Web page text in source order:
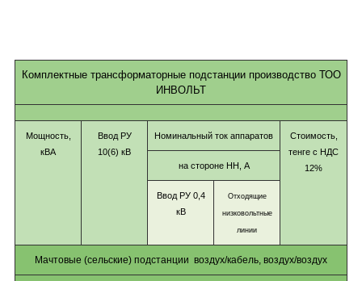
Комплектные трансформаторные подстанции производство ТОО
ИНВОЛЬТ
Мощность,
кВА
Ввод РУ
10(6) кВ
Номинальный ток аппаратов
Стоимость,
тенге с НДС
12%
на стороне НН, А
Ввод РУ 0,4
кВ
Отходящие
низковольтные
линии
Мачтовые (сельские) подстанции воздух/кабель, воздух/воздух